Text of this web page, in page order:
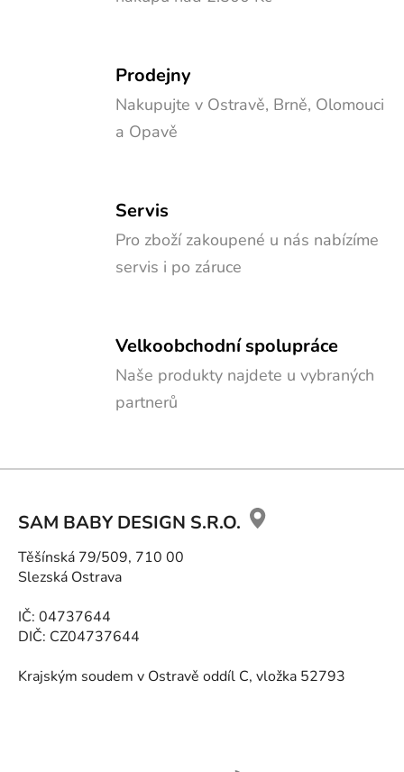
Prodejny
Nakupujte v Ostravě, Brně, Olomouci
a Opavě
Servis
Pro zboží zakoupené u nás nabízíme
servis i po záruce
Velkoobchodní spolupráce
Naše produkty najdete u vybraných
partnerů
SAM BABY DESIGN S.R.O.
Těšínská 79/509, 710 00
Slezská Ostrava
IČ: 04737644
DIČ: CZ04737644
Krajským soudem v Ostravě oddíl C, vložka 52793